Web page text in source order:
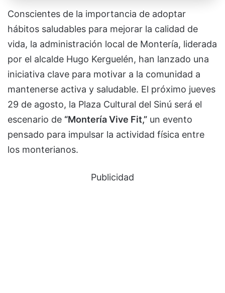
Conscientes de la importancia de adoptar
hábitos saludables para mejorar la calidad de
vida, la administración local de Montería, liderada
por el alcalde Hugo Kerguelén, han lanzado una
iniciativa clave para motivar a la comunidad a
mantenerse activa y saludable. El próximo jueves
29 de agosto, la Plaza Cultural del Sinú será el
escenario de “Montería Vive Fit,” un evento
pensado para impulsar la actividad física entre
los monterianos.
Publicidad